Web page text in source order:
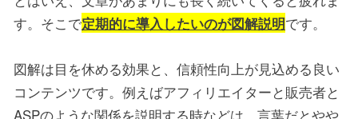
す。そこで定期的に導入したいのが図解説明です。
図解は目を休める効果と、信頼性向上が見込める良い
コンテンツです。例えばアフィリエイターと販売者と
ASPのような関係を説明する時などは、言葉だとやや